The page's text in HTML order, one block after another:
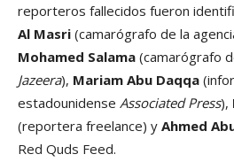
reporteros fallecidos fueron
Al Masri (camarógrafo de la
Mohamed Salama (camarógrafo
Jazeera), Mariam Abu Daqqa
estadounidense Associated Press),
(reportera freelance) y Ahmed
Red Quds Feed.